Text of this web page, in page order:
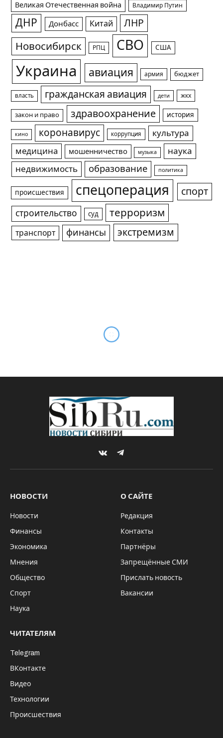
Великая Отечественная война Владимир Путин
ДНР Донбасс Китай ЛНР
Новосибирск РПЦ СВО США
Украина авиация армия бюджет
власть гражданская авиация дети жкх
закон и право здравоохранение история
кино коронавирус коррупция
культура
медицина
мошенничество музыка
наука
недвижимость
образование политика
происшествия спецоперация спорт
строительство суд терроризм
транспорт финансы экстремизм
VKontakteTelegram
НОВОСТИ
Новости
Финансы
Экономика
Мнения
Общество
Спорт
Наука
О САЙТЕ
Редакция
Контакты
Партнёры
Запрещённые СМИ
Прислать новость
Вакансии
ЧИТАТЕЛЯМ
Telegram
ВКонтакте
Видео
Технологии
Происшествия